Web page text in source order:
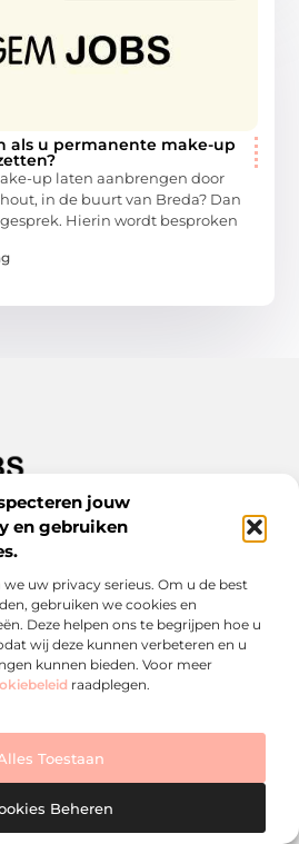
jouw
en gebruiken
uw privacy serieus. Om u de best
gebruiken we cookies en
Deze helpen ons te begrijpen hoe u
wij deze kunnen verbeteren en u
kunnen bieden. Voor meer
raadplegen.
Toestaan
Beheren
als u permanente make-up
up laten aanbrengen door
in de buurt van Breda? Dan
Hierin wordt besproken
carrièrekans – lees het op
Gemjobs.nl
en artikelen over alles wat de
loopbaan te bieden hebben.